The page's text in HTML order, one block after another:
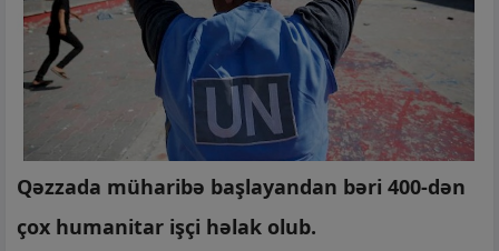
Qəzzada müharibə başlayandan bəri 400-dən
çox humanitar işçi həlak olub.